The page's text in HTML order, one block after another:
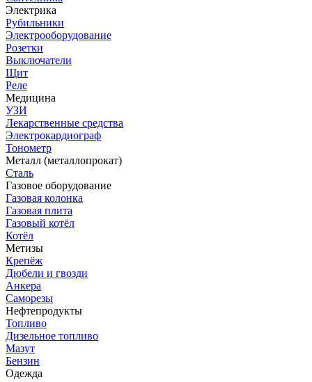
Электрика
Рубильники
Электрооборудование
Розетки
Выключатели
Щит
Реле
Медицина
УЗИ
Лекарственные средства
Электрокардиограф
Тонометр
Металл (металлопрокат)
Сталь
Газовое оборудование
Газовая колонка
Газовая плита
Газовый котёл
Котёл
Метизы
Крепёж
Дюбели и гвозди
Анкера
Саморезы
Нефтепродукты
Топливо
Дизельное топливо
Мазут
Бензин
Одежда